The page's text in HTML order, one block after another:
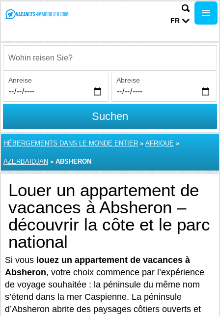
FR
Wohin reisen Sie?
Anreise Abreise
Suchen
HÉBERGEMENTS DANS LE MONDE ENTIER » AFRIQUE »
AZERBAÏDJAN » ABSHERON
Louer un appartement de
vacances à Absheron –
découvrir la côte et le parc
national
Si vous louez un appartement de vacances à
Absheron, votre choix commence par l’expérience
de voyage souhaitée : la péninsule du même nom
s’étend dans la mer Caspienne. La péninsule
d’Absheron abrite des paysages côtiers ouverts et